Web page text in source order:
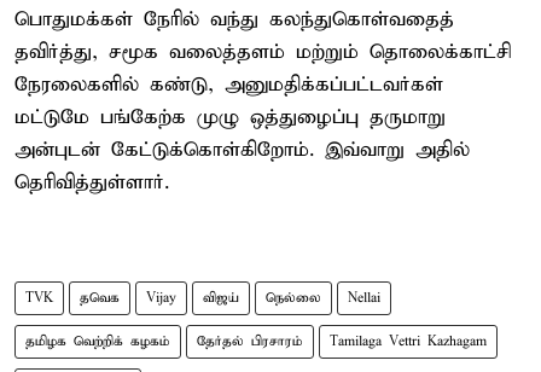
பொதுமக்கள் நேரில் வந்து கலந்துகொள்வதைத்
தவிர்த்து, சமூக வலைத்தளம் மற்றும் தொலைக்காட்சி
நேரலைகளில் கண்டு, அனுமதிக்கப்பட்டவர்கள்
மட்டுமே பங்கேற்க முழு ஒத்துழைப்பு தருமாறு
அன்புடன் கேட்டுக்கொள்கிறோம். இவ்வாறு அதில்
தெரிவித்துள்ளார்.
TVK தவெக Vijay விஜய் நெல்லை Nellai
தமிழக வெற்றிக் கழகம் தேர்தல் பிரசாரம் Tamilaga Vettri Kazhagam